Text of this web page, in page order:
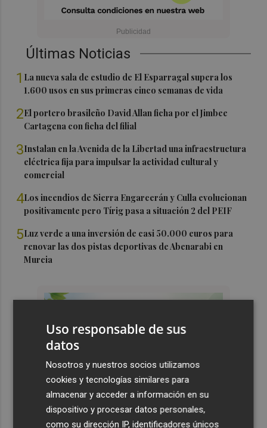
Últimas Noticias
1 La nueva sala de estudio de El Esparragal supera los
1.600 usos en sus primeras cinco semanas de vida
2El portero brasileño David Allan ficha por el Jimbee
Cartagena con ficha del filial
3Instalan en la Avenida de la Libertad una infraestructura
eléctrica fija para impulsar la actividad cultural y
comercial
4Los incendios de Sierra Engarcerán y Culla evolucionan
positivamente pero Tírig pasa a situación 2 del PEIF
5Luz verde a una inversión de casi 50.000 euros para
renovar las dos pistas deportivas de Abenarabi en
Murcia
Uso responsable de sus
datos
Nosotros y nuestros socios utilizamos
cookies y tecnologías similares para
almacenar y acceder a información en su
dispositivo y procesar datos personales,
como su dirección IP, identificadores únicos